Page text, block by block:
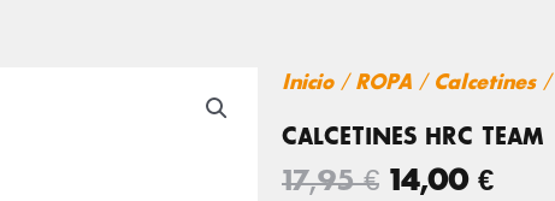
Inicio/ ROPA / Calcetines/
CALCETINES HRC TEAM
17,95€ EL
14,00 €EL